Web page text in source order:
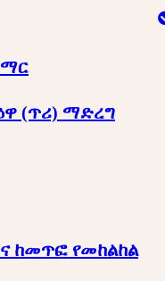
(ጥሪ) ማድረግ
ከመጥፎ የመከልከል